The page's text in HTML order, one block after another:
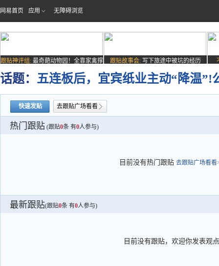
网易首页 应用 无障碍浏览
跟贴神评组: 最奇葩动物园！全靠家禽撑
场子
跟贴故事会: 写下旅途中被坑的经历
话题： 五连板后，宜宾纸业主动“降温
快速发贴 去跟贴广场看看
热门跟贴 (跟贴0条 有0人参与)
目前没有热门跟贴 去跟贴广场看看
最新跟贴(跟贴0条 有0人参与)
目前没有跟贴，欢迎你发表观点